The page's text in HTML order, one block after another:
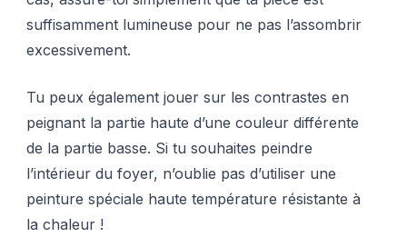
suffisamment lumineuse pour ne pas l’assombrir
excessivement.
Tu peux également jouer sur les contrastes en
peignant la partie haute d’une couleur différente
de la partie basse. Si tu souhaites peindre
l’intérieur du foyer, n’oublie pas d’utiliser une
peinture spéciale haute température résistante à
la chaleur !